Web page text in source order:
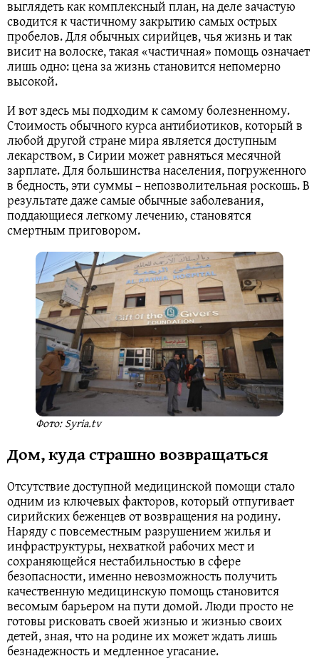
выглядеть как комплексный план, на деле зачастую
сводится к частичному закрытию самых острых
пробелов. Для обычных сирийцев, чья жизнь и так
висит на волоске, такая «частичная» помощь означает
лишь одно: цена за жизнь становится непомерно
высокой.
И вот здесь мы подходим к самому болезненному.
Стоимость обычного курса антибиотиков, который в
любой другой стране мира является доступным
лекарством, в Сирии может равняться месячной
зарплате. Для большинства населения, погруженного
в бедность, эти суммы – непозволительная роскошь. В
результате даже самые обычные заболевания,
поддающиеся легкому лечению, становятся
смертным приговором.
Фото: Syria.tv
Дом, куда страшно возвращаться
Отсутствие доступной медицинской помощи стало
одним из ключевых факторов, который отпугивает
сирийских беженцев от возвращения на родину.
Наряду с повсеместным разрушением жилья и
инфраструктуры, нехваткой рабочих мест и
сохраняющейся нестабильностью в сфере
безопасности, именно невозможность получить
качественную медицинскую помощь становится
весомым барьером на пути домой. Люди просто не
готовы рисковать своей жизнью и жизнью своих
детей, зная, что на родине их может ждать лишь
безнадежность и медленное угасание.